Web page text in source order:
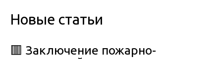
Новые статьи
🟥 Заключение пожарно-